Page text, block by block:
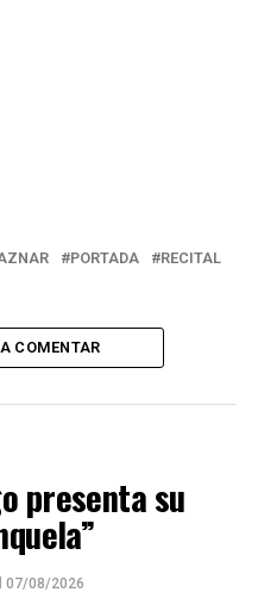
PORTADA
RECITAL
COMENTAR
presenta su
07/08/2026